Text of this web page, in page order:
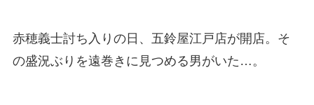
赤穂義士討ち入りの日、五鈴屋江戸店が開店。そ
の盛況ぶりを遠巻きに見つめる男がいた…。